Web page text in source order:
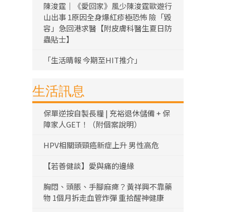
陳浚霆｜《愛回家》風少陳浚霆歐遊行
山出事 1原因全身爆紅疹極恐怖 險「毀
容」急回港求醫【附皮膚科醫生夏日防
蟲貼士】
「生活晴報 今期至HIT推介」
生活訊息
保單逆按自製長糧 | 充裕退休儲備 + 保
障家人GET！（附個案說明）
HPV相關頭頸癌新症上升 男性高危
【若善健談】愛與痛的邊緣
胸悶、頭脹、手腳麻痺？黃祥興不靠藥
物 1個月拆走血管炸彈 重拾醒神健康